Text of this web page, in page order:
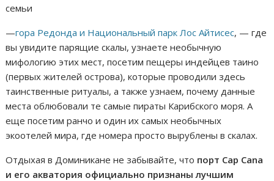
семьи
—гора Редонда и Национальный парк Лос Айтисес, — где
вы увидите парящие скалы, узнаете необычную
мифологию этих мест, посетим пещеры индейцев таино
(первых жителей острова), которые проводили здесь
таинственные ритуалы, а также узнаем, почему данные
места облюбовали те самые пираты Карибского моря. А
еще посетим ранчо и один их самых необычных
экоотелей мира, где номера просто вырублены в скалах.
Отдыхая в Доминикане не забывайте, что порт Cap Cana
и его акватория официально признаны лучшим